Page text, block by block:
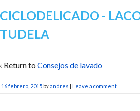
CICLODELICADO -
TUDELA
‹ Return to Consejos de lavado
16 febrero, 2015 by andres | Leave a comment